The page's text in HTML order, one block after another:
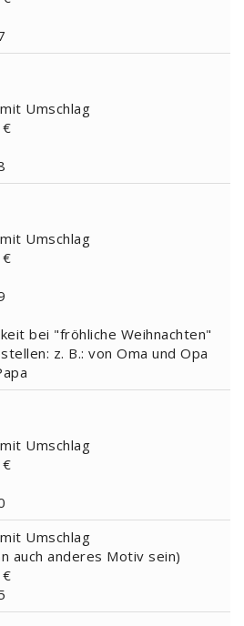
Umschlag
Umschlag
bei "fröhliche Weihnachten"
z. B.: von Oma und Opa
Umschlag
Umschlag
auch anderes Motiv sein)